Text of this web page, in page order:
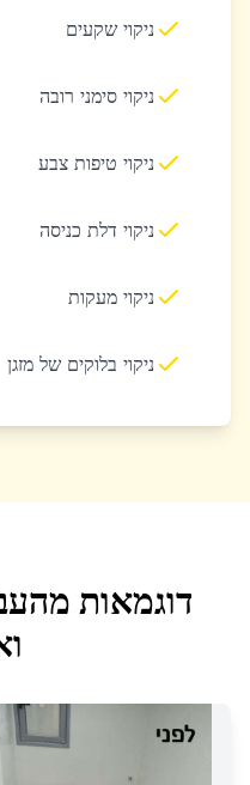
ניקוי שקעים
ניקוי סימני רובה
ניקוי טיפות צבע
ניקוי דלת כניסה
ניקוי מעקות
ניקוי בלוקים של מזגן
דוגמאות